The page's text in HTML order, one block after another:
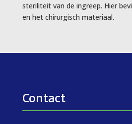
steriliteit van de ingreep. Hier
en het chirurgisch materiaal.
Contact